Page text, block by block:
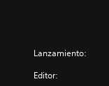
Lanzamiento:
Editor: